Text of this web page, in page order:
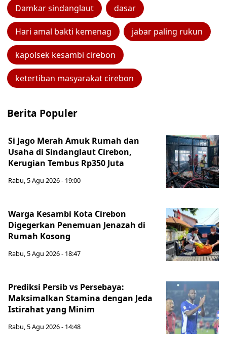
Damkar sindanglaut dasar
Hari amal bakti kemenag jabar paling rukun
kapolsek kesambi cirebon
ketertiban masyarakat cirebon
Berita Populer
Si Jago Merah Amuk Rumah dan
Usaha di Sindanglaut Cirebon,
Kerugian Tembus Rp350 Juta
Rabu, 5 Agu 2026 - 19:00
Warga Kesambi Kota Cirebon
Digegerkan Penemuan Jenazah di
Rumah Kosong
Rabu, 5 Agu 2026 - 18:47
Prediksi Persib vs Persebaya:
Maksimalkan Stamina dengan Jeda
Istirahat yang Minim
Rabu, 5 Agu 2026 - 14:48